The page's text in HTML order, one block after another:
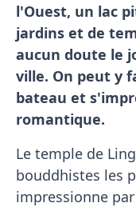
l'Ouest, un lac
jardins et de
aucun doute le
ville. On peut y
bateau et
romantique.
Le temple de
bouddhistes les
impressionne